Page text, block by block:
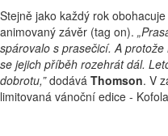
Stejně jako každý rok
animovaný závěr (tag on).
spárovalo s prasečicí. A
se jejich příběh rozehrát dál.
dobrotu,”dodává Thomson. V
limitovaná vánoční edice -